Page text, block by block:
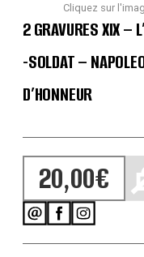
Cliquez sur
2 GRAVURES XIX –
-SOLDAT –
D’HONNEUR
20,00€